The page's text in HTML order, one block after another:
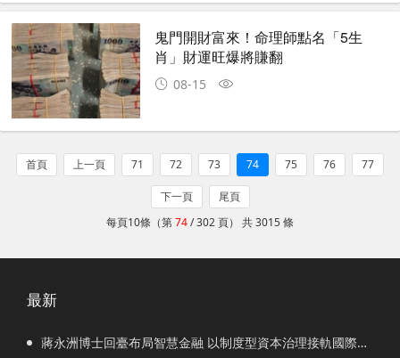
鬼門開財富來！命理師點名「5生
肖」財運旺爆將賺翻
08-15
首頁 上一頁 71 72 73 74 75 76 77
下一頁
尾頁
每頁10條（第74/ 302 頁） 共 3015 條
最新
蔣永洲博士回臺布局智慧金融 以制度型資本治理接軌國際市